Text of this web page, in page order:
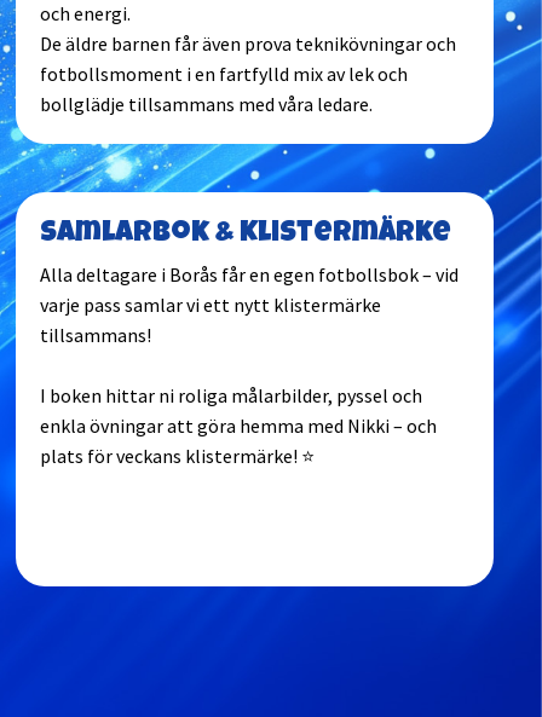
och energi.
De äldre barnen får även prova teknikövningar och
fotbollsmoment i en fartfylld mix av lek och
bollglädje tillsammans med våra ledare.
Samlarbok & Klistermärke
Alla deltagare i Borås får en egen fotbollsbok – vid
varje pass samlar vi ett nytt klistermärke
tillsammans!
I boken hittar ni roliga målarbilder, pyssel och
enkla övningar att göra hemma med Nikki – och
plats för veckans klistermärke! ⭐